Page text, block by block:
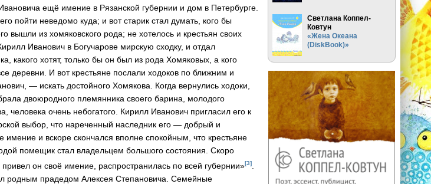
ещё имение в Рязанской губернии и дом в Петербурге.
пойти неведомо куда; и вот старик стал думать, кого бы
вышли из хомяковского рода; не хотелось и крестьян своих
Иванович в Богучарове мирскую сходку, и отдал
какого хотят, только бы он был из рода Хомяковых, а кого
деревни. И вот крестьяне послали ходоков по ближним и
— искать достойного Хомякова. Когда вернулись ходоки,
двоюродного племянника своего барина, молодого
очень небогатого. Кирилл Иванович пригласил его к
выбор, что нареченный наследник его — добрый и
имение и вскоре скончался вполне спокойным, что крестьяне
помещик стал владельцем большого состояния. Скоро
он своё имение, распространилась по всей губернии»[3]
родным прадедом Алексея Степановича. Семейные
Светлана Коппел-
Ковтун
«Жена Океана
(DiskBook)»